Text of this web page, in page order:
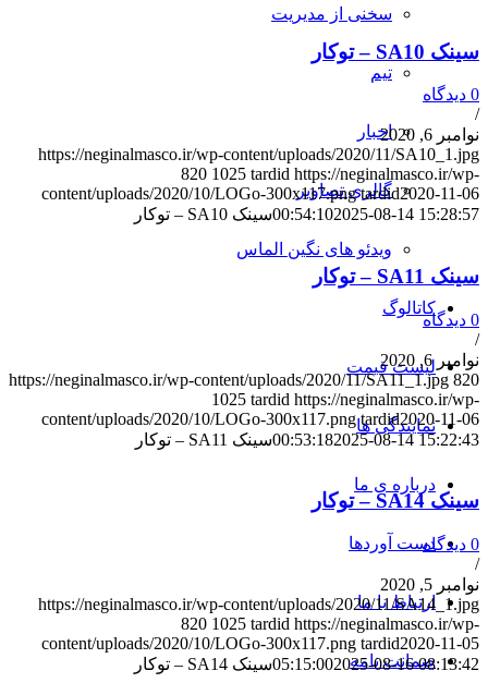
سخنی از مدیریت
تیم
اخبار
گالری تصاویر
ویدئو های نگین الماس
کاتالوگ
لیست قیمت
نمایندگی ها
درباره ی ما
دست آوردها
ارتباط با ما
ضمانت نامه
سینک SA10 – توکار
0 دیدگاه
/
نوامبر 6, 2020
https://neginalmasco.ir/wp-content/uploads/2020/11/SA10_1.jpg
820 1025 tardid https://neginalmasco.ir/wp-
content/uploads/2020/10/LOGo-300x117.png tardid2020-11-06
00:54:102025-08-14 15:28:57 سینک SA10 – توکار
سینک SA11 – توکار
0 دیدگاه
/
نوامبر 6, 2020
https://neginalmasco.ir/wp-content/uploads/2020/11/SA11_1.jpg 820
1025 tardid https://neginalmasco.ir/wp-
content/uploads/2020/10/LOGo-300x117.png tardid2020-11-06
00:53:182025-08-14 15:22:43 سینک SA11 – توکار
سینک SA14 – توکار
0 دیدگاه
/
نوامبر 5, 2020
https://neginalmasco.ir/wp-content/uploads/2020/11/SA14_1.jpg
820 1025 tardid https://neginalmasco.ir/wp-
content/uploads/2020/10/LOGo-300x117.png tardid2020-11-05
05:15:002025-08-16 08:13:42 سینک SA14 – توکار